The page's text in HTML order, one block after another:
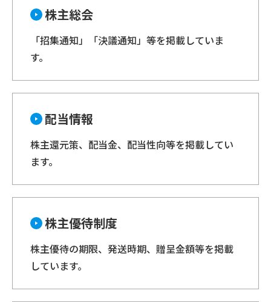
株主総会
「招集通知」「決議通知」等を掲載していま
す。
配当情報
株主還元策、配当金、配当性向等を掲載してい
ます。
株主優待制度
株主優待の期限、発送時期、贈呈金額等を掲載
しています。